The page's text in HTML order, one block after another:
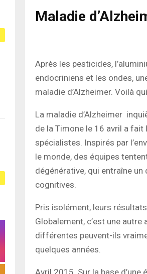
Maladie
Après les pesticides,
endocriniens et les ondes,
maladie d’Alzheimer. Voilà
La maladie d’Alzheimer
de la Timone le 16 avril a
spécialistes. Inspirés par
le monde, des équipes
dégénérative, qui entraîne
cognitives.
Pris isolément, leurs
Globalement, c’est une
différentes peuvent-ils
quelques années.
Avril 2015. Sur la base